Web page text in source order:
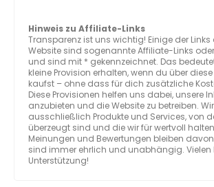
Hinweis zu Affiliate-Links
Transparenz ist uns wichtig! Einige der Links
Website sind sogenannte Affiliate-Links
und sind mit * gekennzeichnet. Das
kleine Provision erhalten, wenn du über
kaufst – ohne dass für dich zusätzliche
Diese Provisionen helfen uns dabei, unsere
anzubieten und die Website zu betreiben.
ausschließlich Produkte und Services, von
überzeugt sind und die wir für wertvoll
Meinungen und Bewertungen bleiben
sind immer ehrlich und unabhängig. Vielen
Unterstützung!